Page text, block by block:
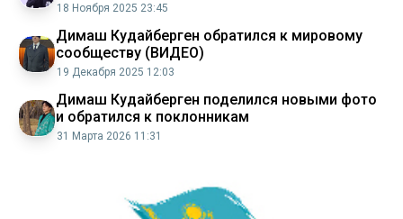
18 Ноября 2025 23:45
Димаш Кудайберген обратился к мировому
сообществу (ВИДЕО)
19 Декабря 2025 12:03
Димаш Кудайберген поделился новыми фото
и обратился к поклонникам
31 Марта 2026 11:31